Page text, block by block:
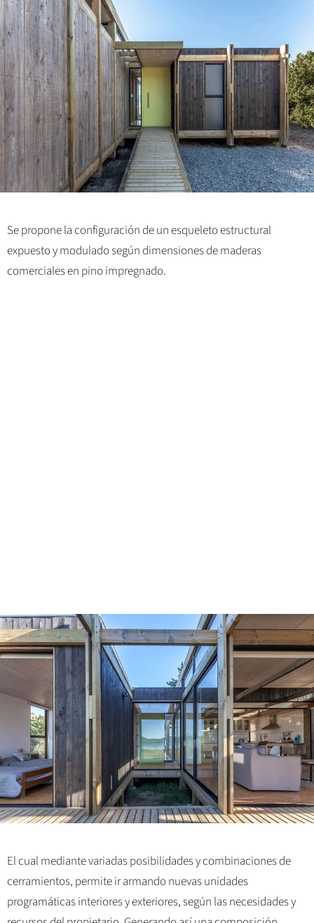
Se propone la configuración de un esqueleto estructural
expuesto y modulado según dimensiones de maderas
comerciales en pino impregnado.
El cual mediante variadas posibilidades y combinaciones de
cerramientos, permite ir armando nuevas unidades
programáticas interiores y exteriores, según las necesidades y